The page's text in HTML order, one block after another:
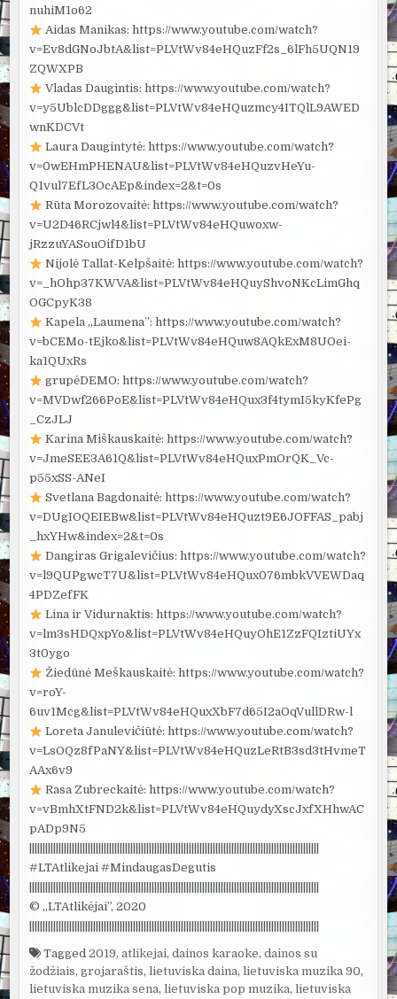
nuhiM1o62
Aidas Manikas: https://www.youtube.com/watch?
v=Ev8dGNoJbtA&list=PLVtWv84eHQuzFf2s_6lFh5UQN19
ZQWXPB
Vladas Daugintis: https://www.youtube.com/watch?
v=y5UblcDDggg&list=PLVtWv84eHQuzmcy4ITQlL9AWED
wnKDCVt
Laura Daugintytė: https://www.youtube.com/watch?
v=0wEHmPHENAU&list=PLVtWv84eHQuzvHeYu-
Q1vul7EfL3OcAEp&index=2&t=0s
Rūta Morozovaitė: https://www.youtube.com/watch?
v=U2D46RCjwl4&list=PLVtWv84eHQuwoxw-
jRzzuYASouOifD1bU
Nijolė Tallat-Kelpšaitė: https://www.youtube.com/watch?
v=_hOhp37KWVA&list=PLVtWv84eHQuyShvoNKcLimGhq
OGCpyK38
Kapela „Laumena”: https://www.youtube.com/watch?
v=bCEMo-tEjko&list=PLVtWv84eHQuw8AQkExM8UOei-
ka1QUxRs
grupėDEMO: https://www.youtube.com/watch?
v=MVDwf266PoE&list=PLVtWv84eHQux3f4tymI5kyKfePg
_CzJLJ
Karina Miškauskaitė: https://www.youtube.com/watch?
v=JmeSEE3A61Q&list=PLVtWv84eHQuxPmOrQK_Vc-
p55xSS-ANeI
Svetlana Bagdonaitė: https://www.youtube.com/watch?
v=DUgIOQEIEBw&list=PLVtWv84eHQuzt9E6JOFFAS_pabj
_hxYHw&index=2&t=0s
Dangiras Grigalevičius: https://www.youtube.com/watch?
v=l9QUPgwcT7U&list=PLVtWv84eHQux076mbkVVEWDaq
4PDZefFK
Lina ir Vidurnaktis: https://www.youtube.com/watch?
v=lm3sHDQxpYo&list=PLVtWv84eHQuyOhE1ZzFQIztiUYx
3t0ygo
Žiedūnė Meškauskaitė: https://www.youtube.com/watch?
v=roY-
6uv1Mcg&list=PLVtWv84eHQuxXbF7d65I2aOqVullDRw-l
Loreta Janulevičiūtė: https://www.youtube.com/watch?
v=LsOQz8fPaNY&list=PLVtWv84eHQuzLeRtB3sd3tHvmeT
AAx6v9
Rasa Zubreckaitė: https://www.youtube.com/watch?
v=vBmhXtFND2k&list=PLVtWv84eHQuydyXscJxfXHhwAC
pADp9N5
#LTAtlikejai #MindaugasDegutis
© „LTAtlikėjai”, 2020
Tagged2019,atlikejai,dainos karaoke,dainos su
žodžiais,grojaraštis,lietuviska daina,lietuviska muzika 90,
lietuviska muzika sena,lietuviska pop muzika,lietuviska